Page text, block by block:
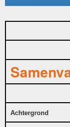
Achtergrond